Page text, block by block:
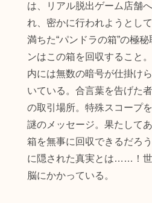
は、リアル脱出ゲーム店舗
れ、密かに行われようとし
満ちた“パンドラの箱”の極
ンはこの箱を回収すること
内には無数の暗号が仕掛け
いている。合言葉を告げた
の取引場所。特殊スコープ
謎のメッセージ。果たして
箱を無事に回収できるだろ
に隠された真実とは……！
脳にかかっている。